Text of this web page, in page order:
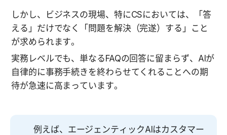
しかし、ビジネスの現場、特にCSにおいては、「答
える」だけでなく「問題を解決（完遂）する」こと
が求められます。
実務レベルでも、単なるFAQの回答に留まらず、AIが
自律的に事務手続きを終わらせてくれることへの期
待が急速に高まっています。
例えば、エージェンティックAIはカスタマー